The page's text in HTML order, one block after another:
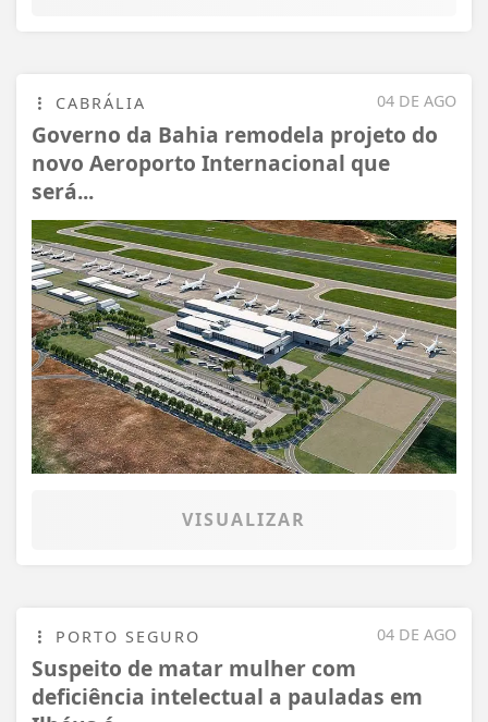
04 DE AGO
CABRÁLIA
Governo da Bahia remodela projeto do
novo Aeroporto Internacional que
será...
VISUALIZAR
04 DE AGO
PORTO SEGURO
Suspeito de matar mulher com
deficiência intelectual a pauladas em